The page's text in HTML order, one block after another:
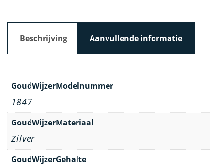
Beschrijving Aanvullende informatie
GoudWijzerModelnummer
1847
GoudWijzerMateriaal
Zilver
GoudWijzerGehalte